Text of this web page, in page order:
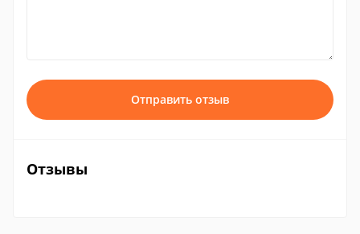
Отправить отзыв
Отзывы